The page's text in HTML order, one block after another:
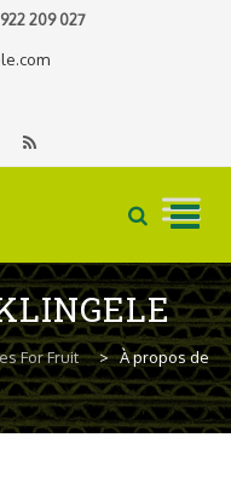
209 027
For Fruit > À propos de